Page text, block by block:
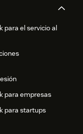
para el servicio al
para empresas
para startups